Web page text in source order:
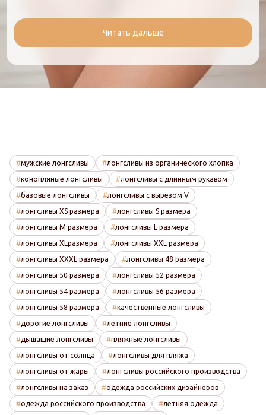
Читать дальше
мужские лонгсливы лонгсливы из органического хлопка
конопляные лонгсливы лонгсливы с длинным рукавом
базовые лонгсливы лонгсливы с вырезом V
лонгсливы XS размера лонгсливы S размера
лонгсливы M размера лонгсливы L размера
лонгсливы XLразмера лонгсливы XXL размера
лонгсливы XXXL размера лонгсливы 48 размера
лонгсливы 50 размера лонгсливы 52 размера
лонгсливы 54 размера лонгсливы 56 размера
лонгсливы 58 размера качественные лонгсливы
дорогие лонгсливы летние лонгсливы
дышащие лонгсливы пляжные лонгсливы
лонгсливы от солнца лонгсливы для пляжа
лонгсливы от жары лонгсливы российского производства
лонгсливы на заказ одежда российских дизайнеров
одежда российского производства летняя одежда